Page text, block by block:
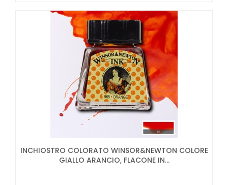
INCHIOSTRO COLORATO WINSOR&NEWTON COLORE
GIALLO ARANCIO, FLACONE IN...